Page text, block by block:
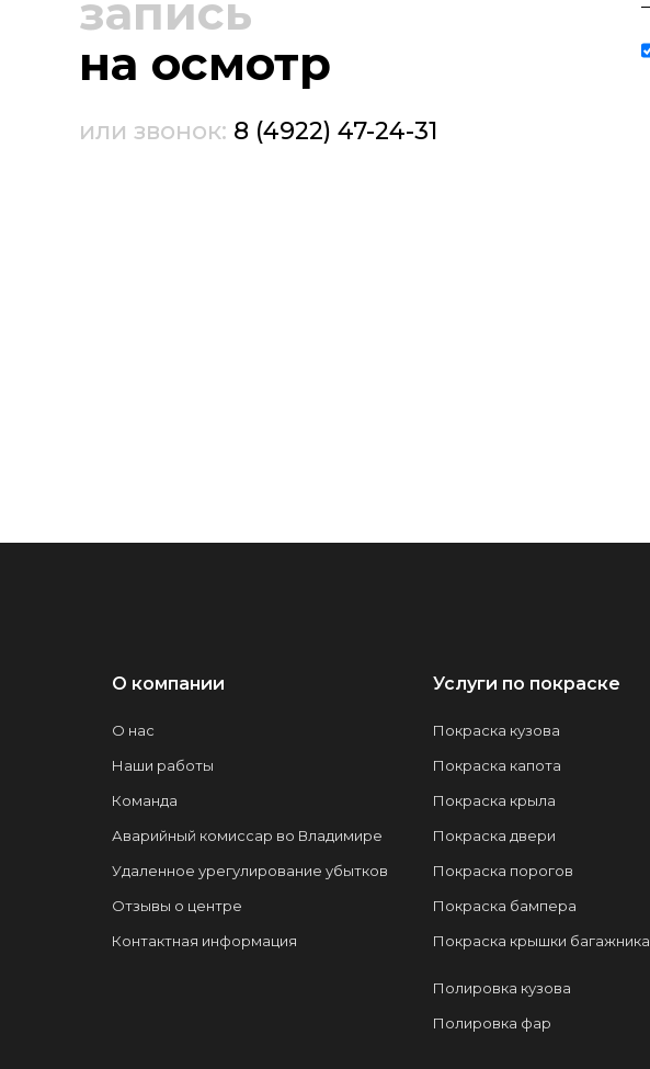
запись
на осмотр
или звонок: 8 (4922) 47-24-31
О компании
О нас
Наши работы
Команда
Аварийный комиссар во Владимире
Удаленное урегулирование убытков
Отзывы о центре
Контактная информация
Услуги по покраске
Покраска кузова
Покраска капота
Покраска крыла
Покраска двери
Покраска порогов
Покраска бампера
Покраска крышки багажника
Полировка кузова
Полировка фар